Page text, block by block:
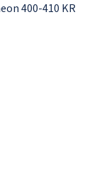
400-410 KR